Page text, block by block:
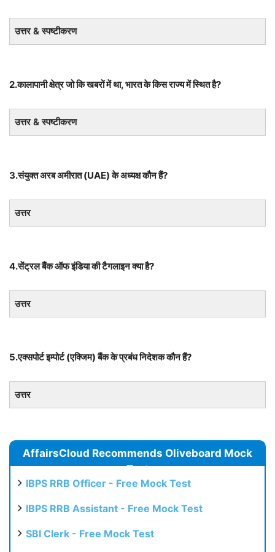
उत्तर & स्पष्टीकरण
2.कालापानी क्षेत्र जो कि खबरों में था, भारत के किस राज्य में स्थित है?
उत्तर & स्पष्टीकरण
3.संयुक्त अरब अमीरात (UAE) के अध्यक्ष कौन हैं?
उत्तर
4.सेंट्रल बैंक ऑफ इंडिया की टैगलाइन क्या है?
उत्तर
5.एक्सपोर्ट इम्पोर्ट (एक्जिम) बैंक के प्रबंध निदेशक कौन हैं?
उत्तर
AffairsCloud Recommends Oliveboard Mock
Test
IBPS RRB Officer - Free Mock Test
IBPS RRB Assistant - Free Mock Test
SBI Clerk - Free Mock Test